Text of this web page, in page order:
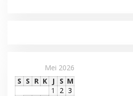
Mei 2026
S S R K J S M
1
2 3